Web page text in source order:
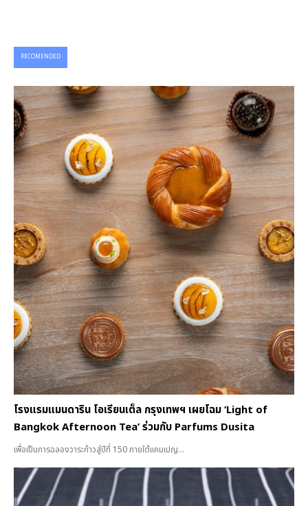
RECOMENDED
โรงแรมแมนดาริน โอเรียนเต็ล กรุงเทพฯ เผยโฉม ‘Light of
Bangkok Afternoon Tea’ ร่วมกับ Parfums Dusita
เพื่อเป็นการฉลองวาระก้าวสู่ปีที่ 150 ภายใต้แคมเปญ...